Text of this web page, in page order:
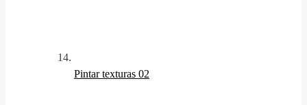
Pintar texturas 02